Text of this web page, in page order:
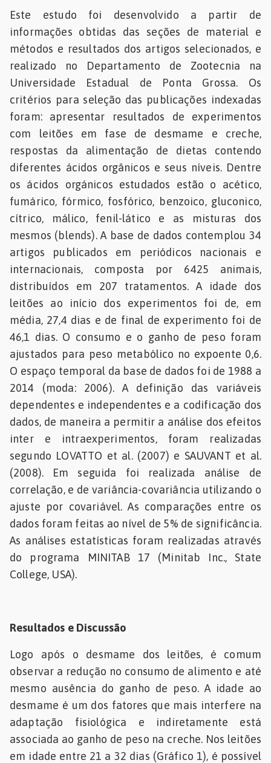
Este estudo foi desenvolvido a partir de
informações obtidas das seções de material e
métodos e resultados dos artigos selecionados, e
realizado no Departamento de Zootecnia na
Universidade Estadual de Ponta Grossa. Os
critérios para seleção das publicações indexadas
foram: apresentar resultados de experimentos
com leitões em fase de desmame e creche,
respostas da alimentação de dietas contendo
diferentes ácidos orgânicos e seus níveis. Dentre
os ácidos orgánicos estudados estão o acético,
fumárico, fórmico, fosfórico, benzoico, gluconico,
cítrico, málico, fenil-lático e as misturas dos
mesmos (blends). A base de dados contemplou 34
artigos publicados em periódicos nacionais e
internacionais, composta por 6425 animais,
distribuídos em 207 tratamentos. A idade dos
leitões ao início dos experimentos foi de, em
média, 27,4 dias e de final de experimento foi de
46,1 dias. O consumo e o ganho de peso foram
ajustados para peso metabólico no expoente 0,6.
O espaço temporal da base de dados foi de 1988 a
2014 (moda: 2006). A definição das variáveis
dependentes e independentes e a codificação dos
dados, de maneira a permitir a análise dos efeitos
inter e intraexperimentos, foram realizadas
segundo LOVATTO et al. (2007) e SAUVANT et al.
(2008). Em seguida foi realizada análise de
correlação, e de variância-covariância utilizando o
ajuste por covariável. As comparações entre os
dados foram feitas ao nível de 5% de significância.
As análises estatísticas foram realizadas através
do programa MINITAB 17 (Minitab Inc., State
College, USA).
Resultados e Discussão
Logo após o desmame dos leitões, é comum
observar a redução no consumo de alimento e até
mesmo ausência do ganho de peso. A idade ao
desmame é um dos fatores que mais interfere na
adaptação fisiológica e indiretamente está
associada ao ganho de peso na creche. Nos leitões
em idade entre 21 a 32 dias (Gráfico 1), é possível